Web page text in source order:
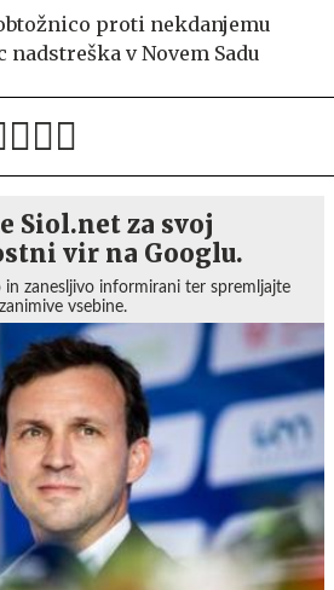
proti nekdanjemu
v Novem Sadu
Siol.net za svoj
vir na Googlu.
in zanesljivo informirani ter spremljajte
vsebine.